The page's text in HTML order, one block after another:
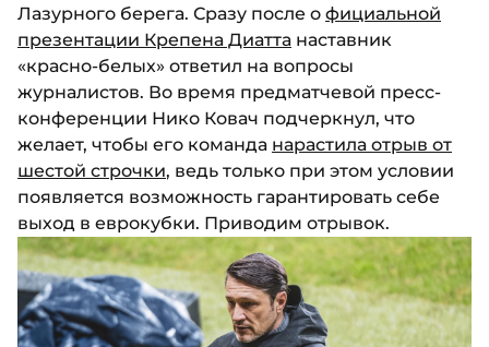
Лазурного берега. Сразу после о фициальной
презентации Крепена Диатта наставник
«красно-белых» ответил на вопросы
журналистов. Во время предматчевой пресс-
конференции Нико Ковач подчеркнул, что
желает, чтобы его команда нарастила отрыв от
шестой строчки, ведь только при этом условии
появляется возможность гарантировать себе
выход в еврокубки. Приводим отрывок.